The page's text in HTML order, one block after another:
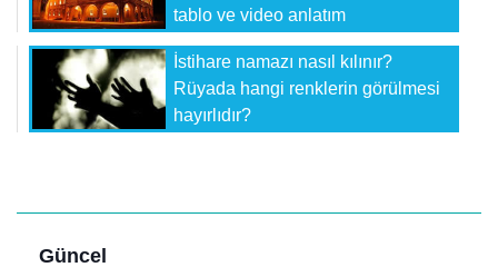
tablo ve video anlatım
İstihare namazı nasıl kılınır?
Rüyada hangi renklerin görülmesi
hayırlıdır?
Güncel